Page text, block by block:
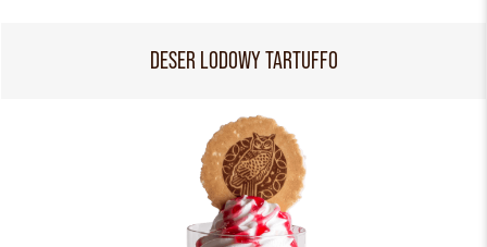
DESER LODOWY TARTUFFO